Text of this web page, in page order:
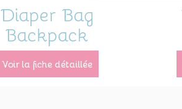
Diaper Bag
Backpack
voir la fiche détaillée